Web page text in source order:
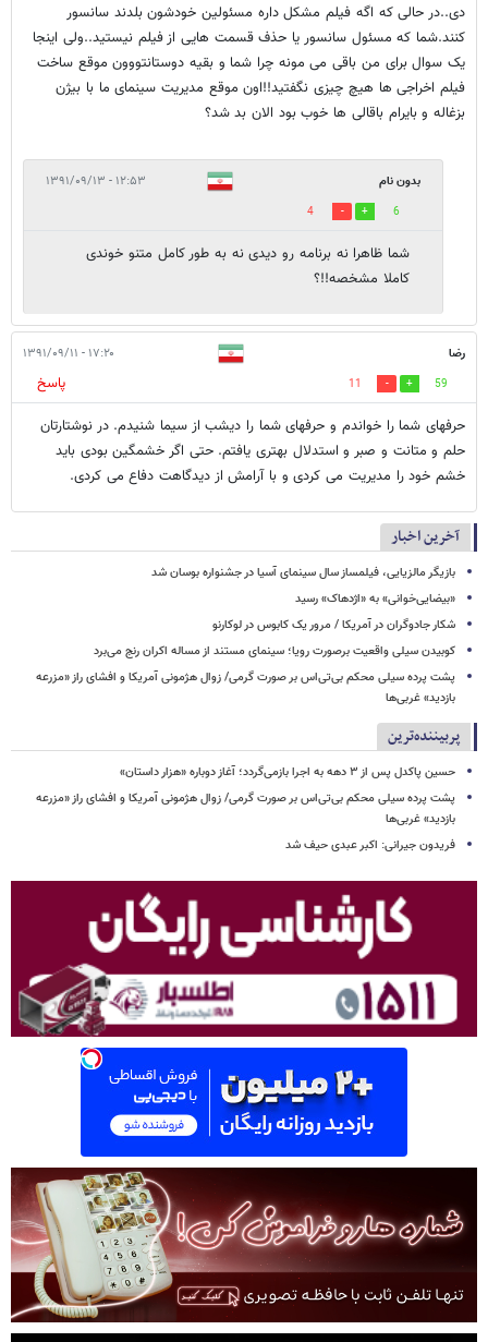
دی..در حالی که اگه فیلم مشکل داره مسئولین خودشون بلدند سانسور
کنند.شما که مسئول سانسور یا حذف قسمت هایی از فیلم نیستید..ولی اینجا
یک سوال برای من باقی می مونه چرا شما و بقیه دوستانتووون موقع ساخت
فیلم اخراجی ها هیچ چیزی نگفتید!!اون موقع مدیریت سینمای ما با بیژن
بزغاله و بایرام باقالی ها خوب بود الان بد شد؟
بدون نام ۱۲:۵۳ - ۱۳۹۱/۰۹/۱۳
6
4
شما ظاهرا نه برنامه رو دیدی نه به طور کامل متنو خوندی
کاملا مشخصه!!؟
رضا ۱۷:۲۰ - ۱۳۹۱/۰۹/۱۱
59
11
پاسخ
حرفهای شما را خواندم و حرفهای شما را دیشب از سیما شنیدم. در نوشتارتان
حلم و متانت و صبر و استدلال بهتری یافتم. حتی اگر خشمگین بودی باید
خشم خود را مدیریت می کردی و با آرامش از دیدگاهت دفاع می کردی.
آخرین اخبار
بازیگر مالزیایی، فیلمساز سال سینمای آسیا در جشنواره بوسان شد
«بیضایی‌خوانی» به «اژدهاک» رسید
شکار جادوگران در آمریکا / مرور یک کابوس در لوکارنو
کوبیدن سیلی واقعیت برصورت رویا؛ سینمای مستند از مساله اکران رنج می‌برد
پشت پرده سیلی محکم بی‌تی‌اس بر صورت گرمی/ زوال هژمونی آمریکا و افشای راز «مزرعه
بازدید» غربی‌ها
پربیننده‌ترین
حسین پاکدل پس از ۳ دهه به اجرا بازمی‌گردد؛ آغاز دوباره «هزار داستان»
پشت پرده سیلی محکم بی‌تی‌اس بر صورت گرمی/ زوال هژمونی آمریکا و افشای راز «مزرعه
بازدید» غربی‌ها
فریدون جیرانی: اکبر عبدی حیف شد